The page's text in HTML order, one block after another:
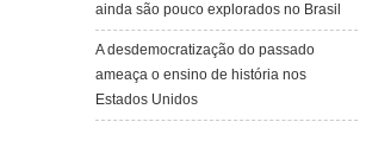
ainda são pouco explorados no Brasil
A desdemocratização do passado
ameaça o ensino de história nos
Estados Unidos